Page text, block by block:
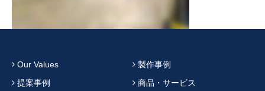
Our Values
製作事例
提案事例
商品・サービス